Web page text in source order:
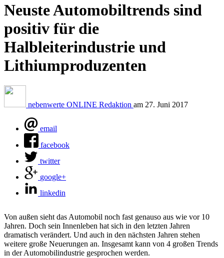
Neuste Automobiltrends sind
positiv für die
Halbleiterindustrie und
Lithiumproduzenten
nebenwerte ONLINE Redaktion am 27. Juni 2017
email
facebook
twitter
google+
linkedin
Von außen sieht das Automobil noch fast genauso aus wie vor 10
Jahren. Doch sein Innenleben hat sich in den letzten Jahren
dramatisch verändert. Und auch in den nächsten Jahren stehen
weitere große Neuerungen an. Insgesamt kann von 4 großen Trends
in der Automobilindustrie gesprochen werden.